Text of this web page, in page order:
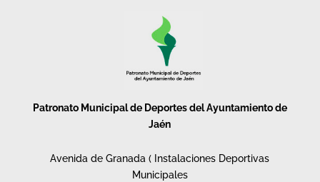
Patronato Municipal de Deportes del Ayuntamiento de
Jaén
Avenida de Granada ( Instalaciones Deportivas
Municipales